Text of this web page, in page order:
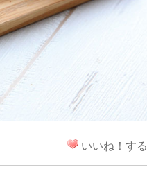
いいね！する